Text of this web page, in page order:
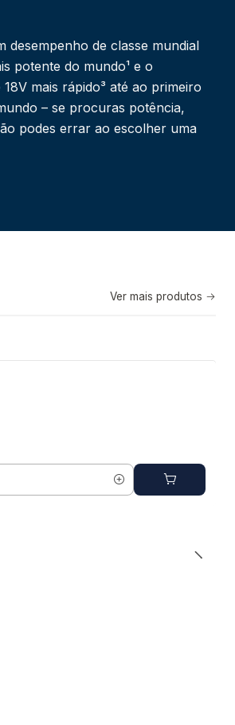
desempenho de classe mundial
potente do mundo¹ e o
mais rápido³ até ao primeiro
– se procuras potência,
podes errar ao escolher uma
Ver mais produtos